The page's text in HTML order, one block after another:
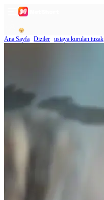
Ana Sayfa Diziler ustaya kurulan tuzak